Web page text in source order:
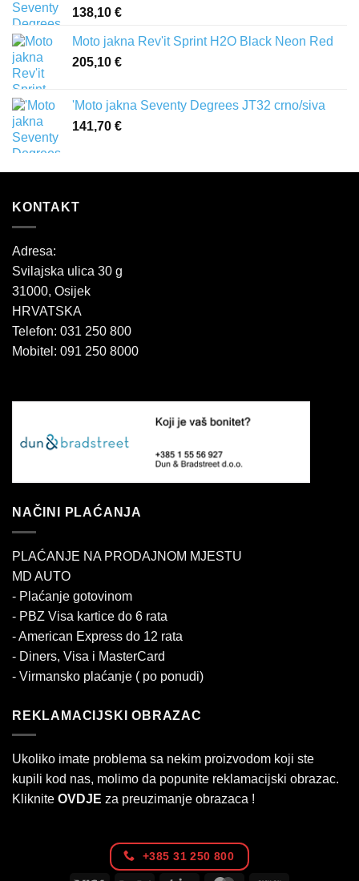
138,10 €
Moto jakna Rev'it Sprint H2O Black Neon Red
205,10 €
'Moto jakna Seventy Degrees JT32 crno/siva
141,70 €
KONTAKT
Adresa:
Svilajska ulica 30 g
31000, Osijek
HRVATSKA
Telefon: 031 250 800
Mobitel: 091 250 8000
NAČINI PLAĆANJA
PLAĆANJE NA PRODAJNOM MJESTU
MD AUTO
- Plaćanje gotovinom
- PBZ Visa kartice do 6 rata
- American Express do 12 rata
- Diners, Visa i MasterCard
- Virmansko plaćanje ( po ponudi)
REKLAMACIJSKI OBRAZAC
Ukoliko imate problema sa nekim proizvodom koji ste
kupili kod nas, molimo da popunite reklamacijski obrazac.
Kliknite OVDJE za preuzimanje obrazaca !
+385 31 250 800